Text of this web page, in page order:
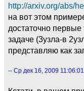
http://arxiv.org/abs/
на вот этом
достаточно первые
задаче (3узла-в
представляю как
-- Ср дек 16, 2009